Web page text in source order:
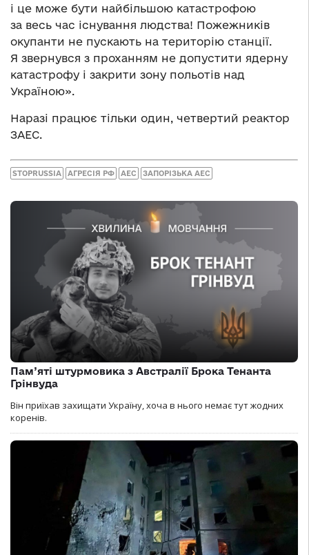
і це може бути найбільшою катастрофою
за весь час існування людства! Пожежників
окупанти не пускають на територію станції.
Я звернувся з проханням не допустити ядерну
катастрофу і закрити зону польотів над
Україною».
Наразі працює тільки один, четвертий реактор
ЗАЕС.
STOPRUSSIA АГРЕСІЯ РФ АЕС ЗАПОРІЗЬКА АЕС
Пам’яті штурмовика з Австралії Брока Тенанта
Грінвуда
Він приїхав захищати Україну, хоча в нього немає тут жодних
коренів.